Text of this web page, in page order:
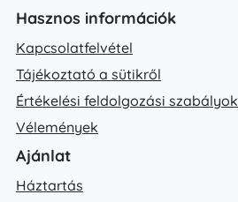
Hasznos információk
Kapcsolatfelvétel
Tájékoztató a sütikről
Értékelési feldolgozási szabályok
Vélemények
Ajánlat
Háztartás